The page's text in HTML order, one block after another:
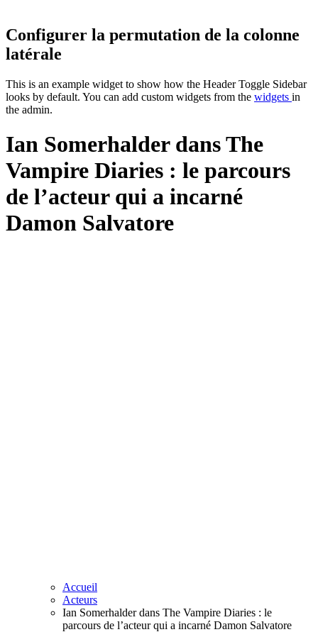
Configurer la permutation de la colonne
latérale
This is an example widget to show how the Header Toggle Sidebar
looks by default. You can add custom widgets from the widgets in
the admin.
Ian Somerhalder dans The
Vampire Diaries : le parcours
de l’acteur qui a incarné
Damon Salvatore
Accueil
Acteurs
Ian Somerhalder dans The Vampire Diaries : le
parcours de l’acteur qui a incarné Damon Salvatore